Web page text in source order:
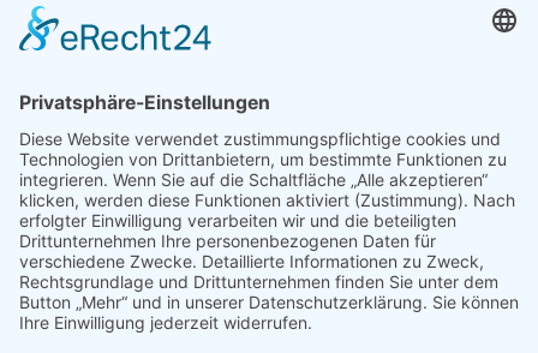
Newsletter
Handel(n) im Norden – Mitgliederjournal
Verband erleben
Der Tag des Norddeutschen Handels
Jetzt Mitarbeitende nominieren – Personal Award 2026
handel2go – Podcast mit Kuhlage und Gästen
Veranstaltungen
Intern
Mitgliederbereich